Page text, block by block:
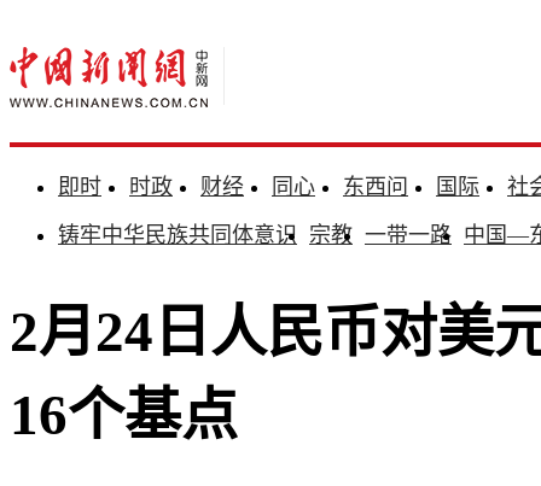
即时 时政 财经 同心 东西问 国际
社
铸牢中华民族共同体意识 宗教 一带一路 中国—
2月24日人民币对美
16个基点